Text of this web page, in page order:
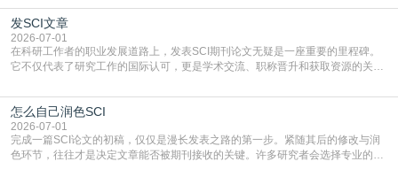
能领到补贴首选‌京东APP‌搜索专属口令(如【家电补贴1637】、【国补立省
4949】等，口令会随活动更新，以页面显示为准)进入补贴专场。淘宝/天猫也可
复制粘贴【8$FKFGgJq
发SCI文章
2026-07-01
在科研工作者的职业发展道路上，发表SCI期刊论文无疑是一座重要的里程碑。
它不仅代表了研究工作的国际认可，更是学术交流、职称晋升和获取资源的关键
战与困惑。从选题立意到投稿回应，每一步都需要精心的策略与扎实的工作。本
篇AEIC学术交流中心小编就为大家介绍“发SCI文章”。一、精准定位是成功的第
一步发表SCI文章，首要解决的问题是“投
怎么自己润色SCI
2026-07-01
完成一篇SCI论文的初稿，仅仅是漫长发表之路的第一步。紧随其后的修改与润
色环节，往往才是决定文章能否被期刊接收的关键。许多研究者会选择专业的语